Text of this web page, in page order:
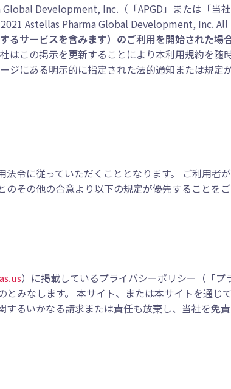
Development, Inc.（「APGD」または「当
Astellas Pharma Global Development, Inc.
サービスを含みます）のご利用を開始された
はこの掲示を更新することにより本利用規約を
にある明示的に指定された法的通知または規定
令に従っていただくこととなります。 ご利用者
その他の合意より以下の規定が優先することをご
）に掲載しているプライバシーポリシー（「
みなします。 本サイト、または本サイトを通じ
るいかなる請求または責任も放棄し、当社を免